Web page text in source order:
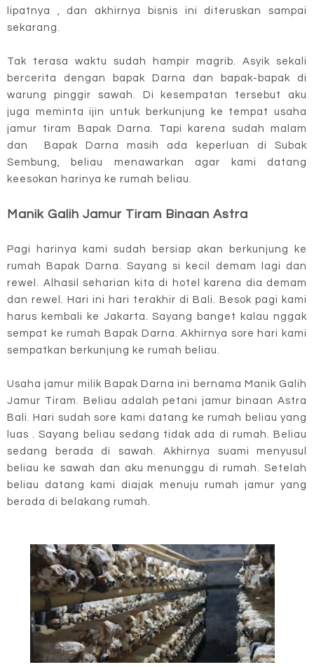
lipatnya , dan akhirnya bisnis ini diteruskan sampai
sekarang.
Tak terasa waktu sudah hampir magrib. Asyik sekali
bercerita dengan bapak Darna dan bapak-bapak di
warung pinggir sawah. Di kesempatan tersebut aku
juga meminta ijin untuk berkunjung ke tempat usaha
jamur tiram Bapak Darna. Tapi karena sudah malam
dan Bapak Darna masih ada keperluan di Subak
Sembung, beliau menawarkan agar kami datang
keesokan harinya ke rumah beliau.
Manik Galih Jamur Tiram Binaan Astra
Pagi harinya kami sudah bersiap akan berkunjung ke
rumah Bapak Darna. Sayang si kecil demam lagi dan
rewel. Alhasil seharian kita di hotel karena dia demam
dan rewel. Hari ini hari terakhir di Bali. Besok pagi kami
harus kembali ke Jakarta. Sayang banget kalau nggak
sempat ke rumah Bapak Darna. Akhirnya sore hari kami
sempatkan berkunjung ke rumah beliau.
Usaha jamur milik Bapak Darna ini bernama Manik Galih
Jamur Tiram. Beliau adalah petani jamur binaan Astra
Bali.Hari sudah sore kami datang ke rumah beliau yang
luas . Sayang beliau sedang tidak ada di rumah. Beliau
sedang berada di sawah. Akhirnya suami menyusul
beliau ke sawah dan aku menunggu di rumah. Setelah
beliau datang kami diajak menuju rumah jamur yang
berada di belakang rumah.